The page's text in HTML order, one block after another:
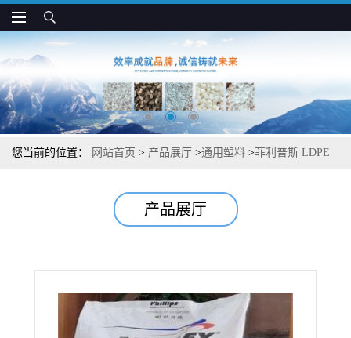
您当前的位置： 网站首页 > 产品展厅 >通用塑料 >菲利普斯 LDPE
产品展厅